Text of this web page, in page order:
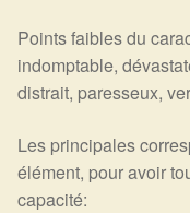
Points faibles du
indomptable,
distrait, paresseux,
Les principales
élément, pour avoir
capacité: